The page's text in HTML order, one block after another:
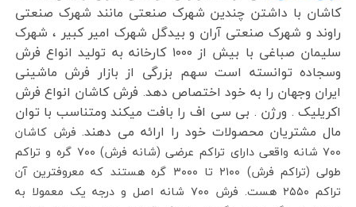
کاشان با داشتن چندین شهرک صنعتی مانند شهرک صنعتی
راوند و شهرک صنعتی آران و بیدگل شهرک امیر کبیر ، شهرک
سلیمان صباغی با بیش از ۱۰۰۰ کارخانه به تولید انواع فرش
وسجاده توانسته است سهم بزرگی از بازار فرش ماشینی
ایران وجهان را به خود اختصاص دهد. فرش کاشان انواع فرش
اکریلیک . ورژن . بی سی اف را بافت میکند ومتناسب با توان
مال مشتریان محصولات خود را ارائه می دهند. فرش کاشان
۷۰۰ شانه واقعی دارای تراکم عرضی (شانه فرش) ۷۰۰ گره و تراکم
طولی (تراکم فرش) ۲۱۰۰ تا ۳۰۰۰ گره هستند که معروفترین آن
تراکم ۲۵۵۰ هست. فرش ۷۰۰ شانه اصل و درجه یک معمولا به